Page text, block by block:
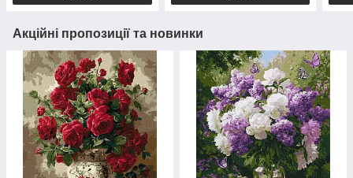
Акційні пропозиції та новинки